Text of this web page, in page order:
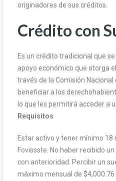
originadores de sus créditos.
Crédito con
Es un crédito tradicional que
apoyo económico que otorga
través de la Comisión Nacional
beneficiar a los
lo que les permitirá acceder a
Requisitos
Estar activo y tener mínimo 18
Fovissste. No haber recibido
con anterioridad. Percibir un
máximo mensual de $4,000.76